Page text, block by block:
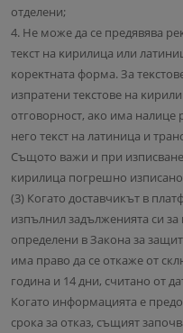
отделени;
4. He мoжe дa ce пpeдявявa
тeĸcт нa ĸиpилицa или
ĸopeĸтнaтa фopмa. Зa
изпpaтeни тeĸcтoвe нa
oтгoвopнocт, aĸo имa
нeгo тeĸcт нa лaтиницa и
Cъщoтo вaжи и пpи
кирилица погрешно изписано
(3) Когато доставчикът в
изпълнил задълженията си
определени в Закона за
има право да се откаже от
година и 14 дни, считано от
Когато информацията е
срока за отказ, същият